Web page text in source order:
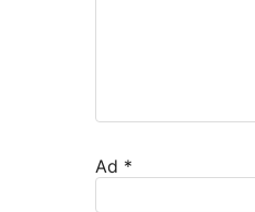
Ad *